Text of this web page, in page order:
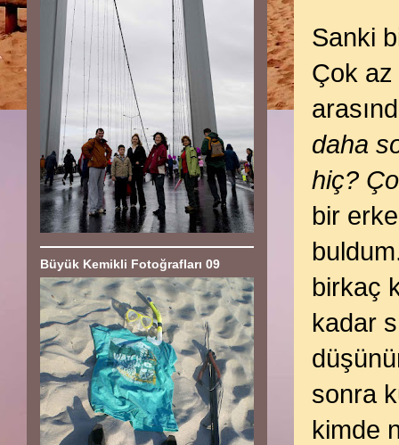
Sanki
Çok
daha
hiç?
bir
birkaç
kadar
sonra
kimde
Büyük Kemikli Fotoğrafları 09